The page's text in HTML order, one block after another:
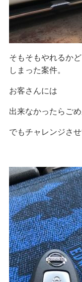
そもそもやれるか
しまった案件。
お客さんには
出来なかったらごめ
でもチャレンジさ